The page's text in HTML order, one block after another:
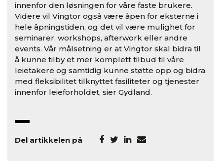
innenfor den løsningen for våre faste brukere.
Videre vil Vingtor også være åpen for eksterne i
hele åpningstiden, og det vil være mulighet for
seminarer, workshops, afterwork eller andre
events. Vår målsetning er at Vingtor skal bidra til
å kunne tilby et mer komplett tilbud til våre
leietakere og samtidig kunne støtte opp og bidra
med fleksibilitet tilknyttet fasiliteter og tjenester
innenfor leieforholdet, sier Gydland.
Del artikkelen på